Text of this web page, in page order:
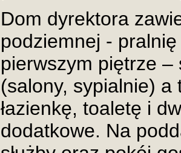
Dom dyrektora
podziemnej -
pierwszym piętrze
(salony, sypialnie)
łazienkę, toaletę i
dodatkowe. Na